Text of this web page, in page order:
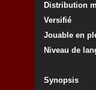
Distribution
Versifié
Jouable en
Niveau de
Synopsis